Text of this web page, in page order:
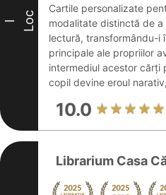
I Loc
Cartile personalizate
modalitate distinctă de
lectură, transformându-i
principale ale propriilor
intermediul acestor cărți
copil devine eroul
10.0
Librarium Casa